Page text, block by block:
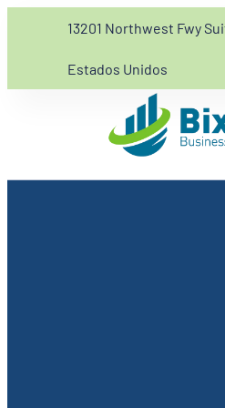
13201 Northwest Fwy
Estados Unidos